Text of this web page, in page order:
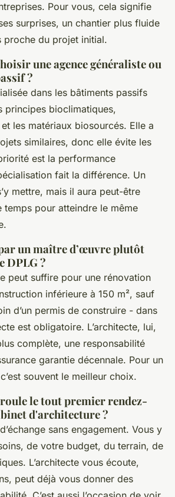
Pour vous, cela signifie
surprises, un chantier plus fluide
proche du projet initial.
une agence généraliste ou
?
dans les bâtiments passifs
principes bioclimatiques,
et les matériaux biosourcés. Elle a
similaires, donc elle évite les
est la performance
fait la différence. Un
mettre, mais il aura peut-être
temps pour atteindre le même
un maître d’œuvre plutôt
DPLG ?
peut suffire pour une rénovation
inférieure à 150 m², sauf
d’un permis de construire - dans
est obligatoire. L’architecte, lui,
complète, une responsabilité
garantie décennale. Pour un
souvent le meilleur choix.
le tout premier rendez-
d'architecture ?
sans engagement. Vous y
de votre budget, du terrain, de
L’architecte vous écoute,
peut déjà vous donner des